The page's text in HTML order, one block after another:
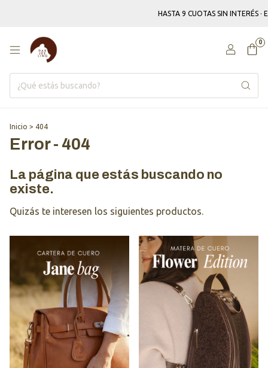
HASTA 9 CUOTAS SIN INTERÉS ·
0
Inicio > 404
Error - 404
La página que estás buscando no
existe.
Quizás te interesen los siguientes productos.